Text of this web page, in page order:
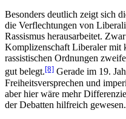
Besonders deutlich zeigt sich
die Verflechtungen von
Rassismus herausarbeitet.
Komplizenschaft Liberaler mit
rassistischen Ordnungen
gut belegt.[8] Gerade im 19.
Freiheitsversprechen und
aber hier wäre mehr
der Debatten hilfreich gewesen.